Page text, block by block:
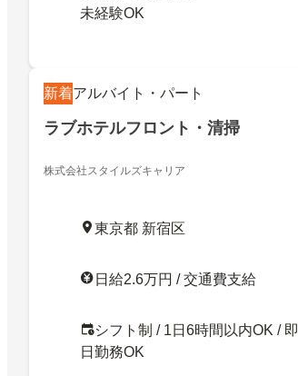
未経験OK
新着アルバイト・パート
ラブホテルフロント・清掃
株式会社スタイルズキャリア
東京都 新宿区
日給2.6万円 / 交通費支給
シフト制 / 1日6時間以内OK / 即
日勤務OK